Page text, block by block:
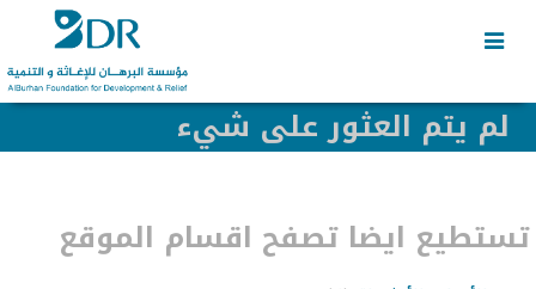
content
لم يتم العثور على شيء
تستطيع ايضا تصفح اقسام الموقع